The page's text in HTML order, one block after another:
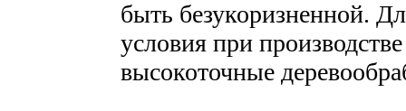
быть безукоризненной.
условия при
высокоточные